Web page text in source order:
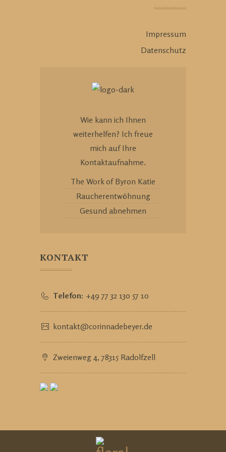
Impressum
Datenschutz
Wie kann ich Ihnen
weiterhelfen? Ich freue
mich auf Ihre
Kontaktaufnahme.
The Work of Byron Katie
Raucherentwöhnung
Gesund abnehmen
KONTAKT
Telefon: +49 77 32 130 57 10
kontakt@corinnadebeyer.de
Zweienweg 4, 78315 Radolfzell